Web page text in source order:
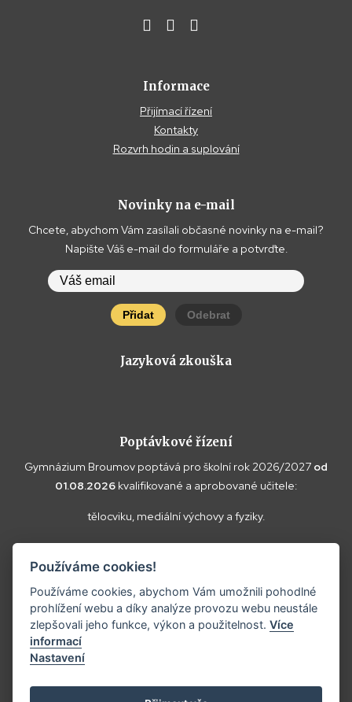
Informace
Přijímací řízení
Kontakty
Rozvrh hodin a suplování
Novinky na e-mail
Chcete, abychom Vám zasílali občasné novinky na e-mail?
Napište Váš e-mail do formuláře a potvrďte.
Přidat Odebrat
Jazyková zkouška
Poptávkové řízení
Gymnázium Broumov poptává pro školní rok 2026/2027 od
01.08.2026 kvalifikované a aprobované učitele:
tělocviku, mediální výchovy a fyziky.
Vaše doplňující dotazy k poptávce a případné nabídky zasílejte
prosím nareditel@gybroumov.cz
Copyright ©2025
Používáme cookies!
Používáme cookies, abychom Vám umožnili pohodlné
prohlížení webu a díky analýze provozu webu neustále
zlepšovali jeho funkce, výkon a použitelnost.Více
informací
Nastavení